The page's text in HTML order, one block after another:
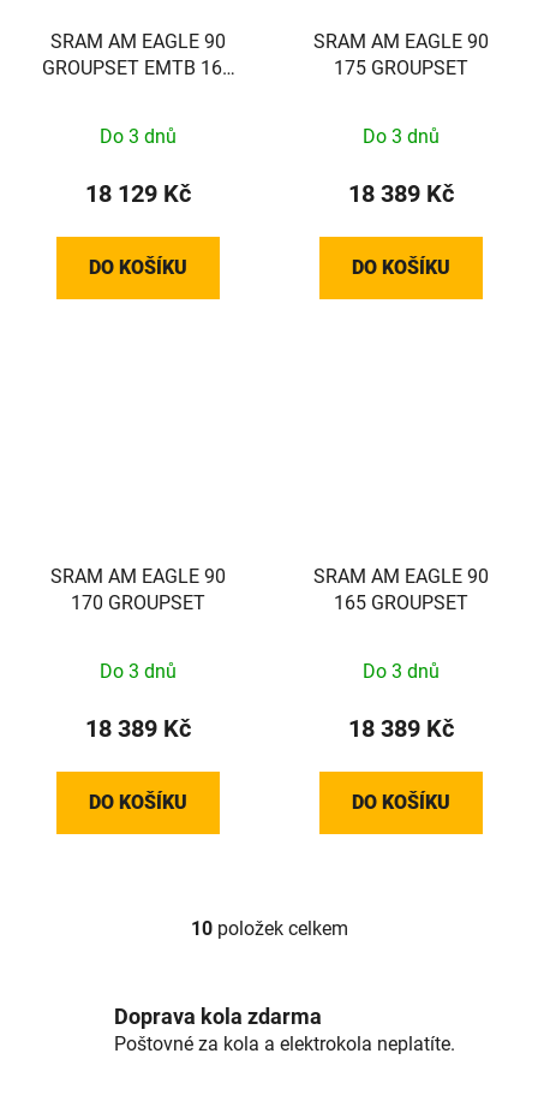
SRAM AM EAGLE 90
GROUPSET EMTB 160
Do 3 dnů
18 129 Kč
DO KOŠÍKU
SRAM AM EAGLE 90
175 GROUPSET
Do 3 dnů
18 389 Kč
DO KOŠÍKU
SRAM AM EAGLE 90
170 GROUPSET
Do 3 dnů
18 389 Kč
DO KOŠÍKU
SRAM AM EAGLE 90
165 GROUPSET
Do 3 dnů
18 389 Kč
DO KOŠÍKU
O
á
d
10položek celkem
Doprava kola zdarma
Poštovné za kola a elektrokola neplatíte.